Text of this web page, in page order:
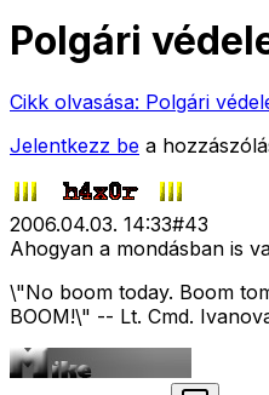
Polgári
Cikk olvasása: Polgári
Jelentkezz be a
2006.04.03. 14:33#43
Ahogyan a mondásban is
\"No boom today. Boom
BOOM!\" -- Lt. Cmd.